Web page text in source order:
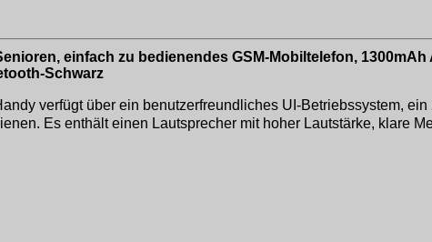
einfach zu bedienendes GSM-Mobiltelefon, 1300mAh
Schwarz
verfügt über ein benutzerfreundliches UI-Betriebssystem, ein
Es enthält einen Lautsprecher mit hoher Lautstärke, klare